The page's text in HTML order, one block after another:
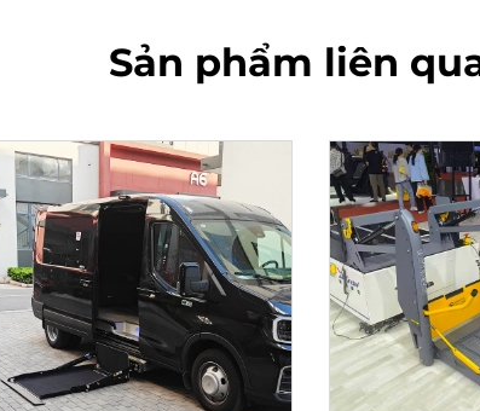
Sản phẩm liên